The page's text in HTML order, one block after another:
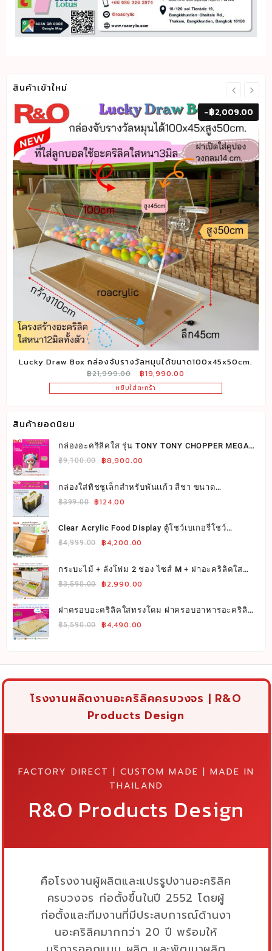
สินค้าเข้าใหม่
-฿2,009.00
Lucky Draw Box กล่องจับรางวัลหมุนได้ขนาด100x45x50cm.
฿21,999.00
Original
price
was:
฿19,990.00
price
is:
หยิบใส่ตะกร้า
สินค้ายอดนิยม
กล่องอะคริลิคใส รุ่น TONY TONY CHOPPER MEGA
LABUBU 1000% รุ่นมี แม่เหล็ก 4 มุม แบบให้เลือก
฿9,100.00
Original
was:
฿9,100.00.
฿8,900.00
is:
กล่องใส่ทิชชูเล็กสำหรับพันเเก้ว สีชา ขนาด
กว้าง17.5xลึก10xสูง12cm.
฿399.00 Original
was:
฿399.00.
฿124.00
is:
฿124.00.
Clear Acrylic Food Display ตู้โชว์เบเกอรี่โชว์
อาหาร2ชั้น ปิดทึบทุกด้านมีบานเปิดยกขึ้นรางสไลด์
฿4,999.00
Original
was:
฿4,999.00.
฿4,200.00
is:
กระบะไม้ + ลังโฟม 2 ช่อง ไซส์ M + ฝาอะคริลิคใส
Wooden Display Box with 2 Foam Coolers & Clear
฿3,590.00
Original
was:
฿3,590.00.
฿2,990.00
is:
ฝาครอบอะคริลิคใสทรงโดม ฝาครอบอาหารอะคริลิค
ใสทรงโค้ง ไซส์ XL ฐานไม้
฿5,590.00
Original
฿5,590.00.
฿4,490.00
฿4,490.00.
โรงงานผลิตงานอะคริลิคครบวงจร | R&O
Products Design
FACTORY DIRECT | CUSTOM MADE | MADE IN
THAILAND
R&O Products Design
คือโรงงานผู้ผลิตและแปรรูปงานอะคริลิค
ครบวงจร ก่อตั้งขึ้นในปี 2552 โดยผู้
ก่อตั้งและทีมงานที่มีประสบการณ์ด้านงา
นอะคริลิคมากกว่า 20 ปี พร้อมให้